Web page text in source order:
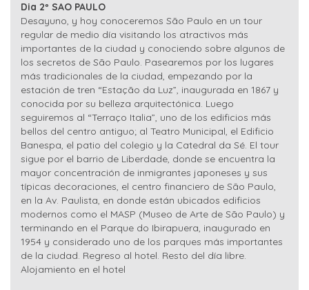
Dia 2º SAO PAULO
Desayuno, y hoy conoceremos São Paulo en un tour
regular de medio día visitando los atractivos más
importantes de la ciudad y conociendo sobre algunos de
los secretos de São Paulo. Pasearemos por los lugares
más tradicionales de la ciudad, empezando por la
estación de tren “Estação da Luz”, inaugurada en 1867 y
conocida por su belleza arquitectónica. Luego
seguiremos al “Terraço Italia”, uno de los edificios más
bellos del centro antiguo; al Teatro Municipal, el Edificio
Banespa, el patio del colegio y la Catedral da Sé. El tour
sigue por el barrio de Liberdade, donde se encuentra la
mayor concentración de inmigrantes japoneses y sus
típicas decoraciones, el centro financiero de São Paulo,
en la Av. Paulista, en donde están ubicados edificios
modernos como el MASP (Museo de Arte de São Paulo) y
terminando en el Parque do Ibirapuera, inaugurado en
1954 y considerado uno de los parques más importantes
de la ciudad. Regreso al hotel. Resto del día libre.
Alojamiento en el hotel